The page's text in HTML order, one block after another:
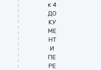
к 4
ДО
КУ
МЕ
НТ
И
ПЕ
РЕ